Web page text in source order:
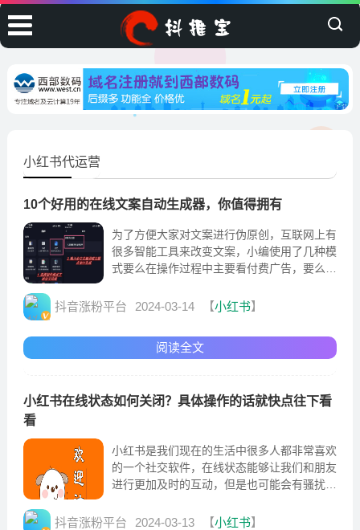
小红书代运营
10个好用的在线文案自动生成器，你值得拥有
为了方便大家对文案进行伪原创，互联网上有
很多智能工具来改变文案，小编使用了几种模
式要么在操作过程中主要看付费广告，要么改
文案的宝藏工具网站
抖音涨粉平台 2024-03-14 【小红书】
阅读全文
小红书在线状态如何关闭？具体操作的话就快点往下看
看
小红书是我们现在的生活中很多人都非常喜欢
的一个社交软件，在线状态能够让我们和朋友
进行更加及时的互动，但是也可能会有骚扰情
关闭感到很好奇
抖音涨粉平台 2024-03-13 【小红书】